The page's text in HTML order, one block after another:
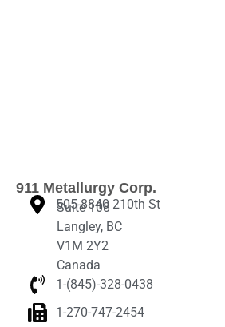
911 Metallurgy Corp.
505-8840 210th St
Suite 108
Langley, BC
V1M 2Y2
Canada
1-(845)-328-0438‬
1-270-747-2454